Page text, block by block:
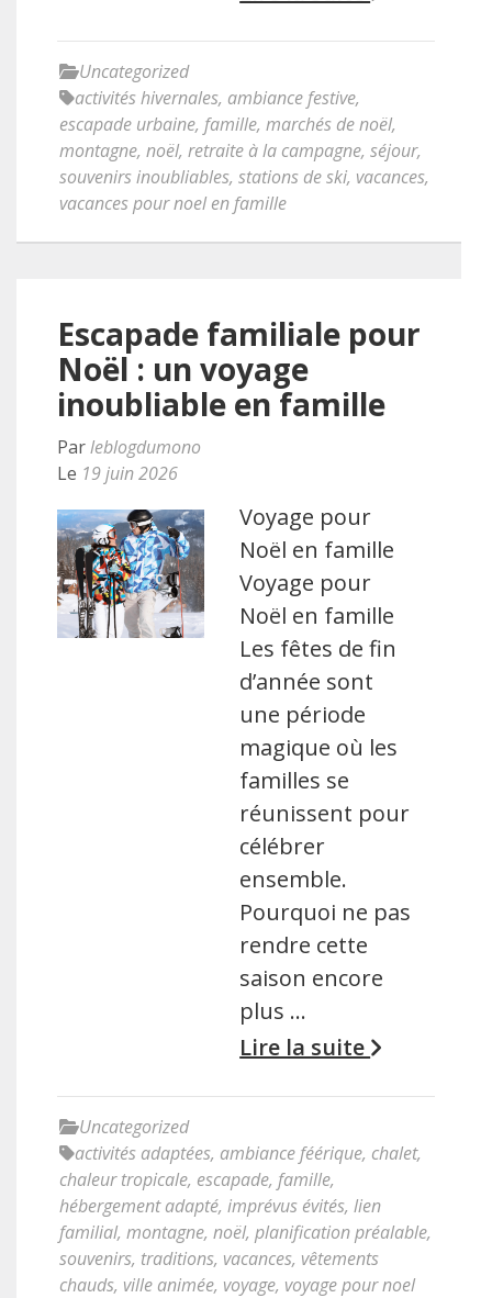
Uncategorized
activités hivernales, ambiance festive,
escapade urbaine, famille, marchés de noël,
montagne, noël, retraite à la campagne, séjour,
souvenirs inoubliables, stations de ski, vacances,
vacances pour noel en famille
Escapade familiale pour
Noël : un voyage
inoubliable en famille
Parleblogdumono
Le 19 juin 2026
Voyage pour
Noël en famille
Voyage pour
Noël en famille
Les fêtes de fin
d’année sont
une période
magique où les
familles se
réunissent pour
célébrer
ensemble.
Pourquoi ne pas
rendre cette
saison encore
plus …
Lire la suite
Uncategorized
activités adaptées, ambiance féérique, chalet,
chaleur tropicale, escapade, famille,
hébergement adapté, imprévus évités, lien
familial, montagne, noël, planification préalable,
souvenirs, traditions, vacances, vêtements
chauds, ville animée, voyage, voyage pour noel